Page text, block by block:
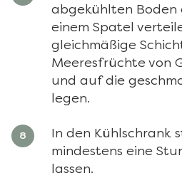
abgekühlten Boden
einem Spatel
gleichmäßige
Meeresfrüchte von
und auf die
legen.
In den Kühlschrank
mindestens eine
lassen.